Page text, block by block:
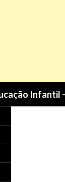
Infantil